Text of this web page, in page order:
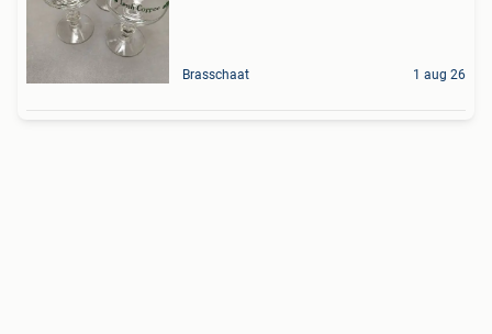
Brasschaat 1 aug 26